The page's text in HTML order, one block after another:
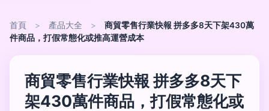
首頁 > 產品大全 >
商貿零售行業快報 拼多多8天下架430萬
件商品，打假常態化或推高運營成本
商貿零售行業快報 拼多多8天下
架430萬件商品，打假常態化或